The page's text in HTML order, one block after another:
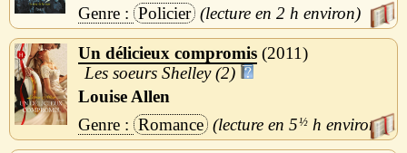
Policier
2 h
Un délicieux compromis 2011
Les soeurs Shelley (2)
Louise Allen
Romance
5½ h